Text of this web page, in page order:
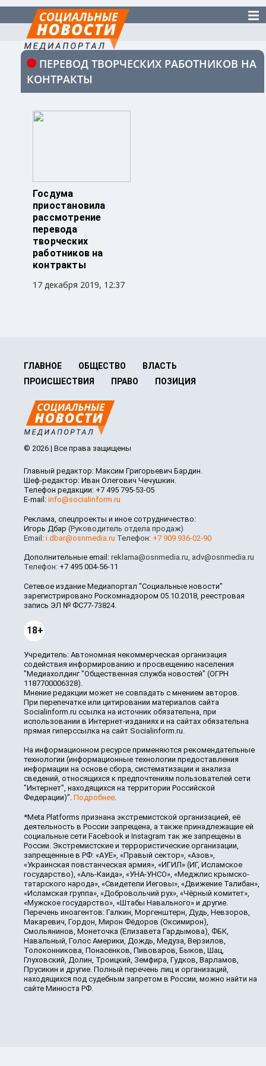
ПЕРЕВОД ТВОРЧЕСКИХ РАБОТНИКОВ НА
КОНТРАКТЫ
Госдума
приостановила
рассмотрение
перевода
творческих
работников на
контракты
17 декабря 2019, 12:37
ГЛАВНОЕ ОБЩЕСТВО
ВЛАСТЬ
ПРОИСШЕСТВИЯ
ПРАВО ПОЗИЦИЯ
© 2026 | Все права защищены
Главный редактор: Максим Григорьевич Бардин.
Шеф-редактор: Иван Олегович Чечушкин.
Телефон редакции: +7 495 795-53-05
E-mail: info@socialinform.ru
Реклама, спецпроекты и иное сотрудничество:
Игорь Дбар (Руководитель отдела продаж)
Email: i.dbar@osnmedia.ru Телефон: +7 909 936-02-90
Дополнительные email: reklama@osnmedia.ru, adv@osnmedia.ru
Телефон: +7 495 004-56-11
Сетевое издание Медиапортал "Социальные новости"
зарегистрировано Роскомнадзором 05.10.2018, реестровая
запись ЭЛ № ФС77-73824.
18+
Учредитель: Автономная некоммерческая организация
содействия информированию и просвещению населения
"Медиахолдинг "Общественная служба новостей" (ОГРН
1187700006328).
Мнение редакции может не совпадать с мнением авторов.
При перепечатке или цитировании материалов сайта
Socialinform.ru ссылка на источник обязательна, при
использовании в Интернет-изданиях и на сайтах обязательна
прямая гиперссылка на сайт Socialinform.ru.
На информационном ресурсе применяются рекомендательные
технологии (информационные технологии предоставления
информации на основе сбора, систематизации и анализа
сведений, относящихся к предпочтениям пользователей сети
"Интернет", находящихся на территории Российской
Федерации)". Подробнее.
*Meta Platforms признана экстремистской организацией, её
деятельность в России запрещена, а также принадлежащие ей
социальные сети Facebook и Instagram так же запрещены в
России. Экстремистские и террористические организации,
запрещенные в РФ: «АУЕ», «Правый сектор», «Азов»,
«Украинская повстанческая армия», «ИГИЛ» (ИГ, Исламское
государство), «Аль-Каида», «УНА-УНСО», «Меджлис крымско-
татарского народа», «Свидетели Иеговы», «Движение Талибан»,
«Исламская группа», «Добровольчий рух», «Чёрный комитет»,
«Мужское государство», «Штабы Навального» и другие.
Перечень иноагентов: Галкин, Моргенштерн, Дудь, Невзоров,
Макаревич, Гордон, Мирон Фёдоров (Оксимирон),
Смольянинов, Монеточка (Елизавета Гардымова), ФБК,
Навальный, Голос Америки, Дождь, Медуза, Верзилов,
Толоконникова, Понасенков, Пивоваров, Быков, Шац,
Глуховский, Долин, Троицкий, Земфира, Гудков, Варламов,
Прусикин и другие. Полный перечень лиц и организаций,
находящихся под судебным запретом в России, можно найти на
сайте Минюста РФ.